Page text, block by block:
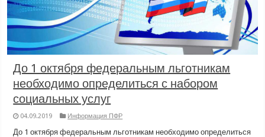
До 1 октября федеральным льготникам
необходимо определиться с набором
социальных услуг
04.09.2019 Информация ПФР
До 1 октября федеральным льготникам необходимо определиться